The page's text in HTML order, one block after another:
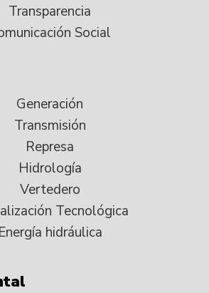
Transparencia
Social
Generación
Transmisión
Represa
Hidrología
Vertedero
Tecnológica
Energía hidráulica